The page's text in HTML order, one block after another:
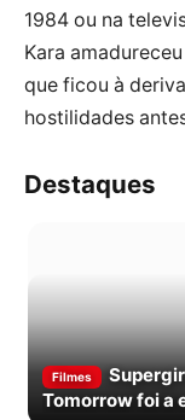
1984 ou na
Kara
que ficou à
hostilidades
Destaques
Filmes
Tomorrow foi a